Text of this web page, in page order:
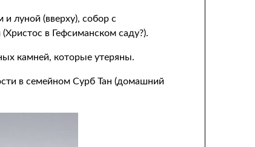
луной (вверху), собор с
в Гефсиманском саду?).
камней, которые утеряны.
в семейном Сурб Тан (домашний